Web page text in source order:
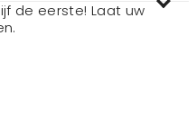
de eerste! Laat uw